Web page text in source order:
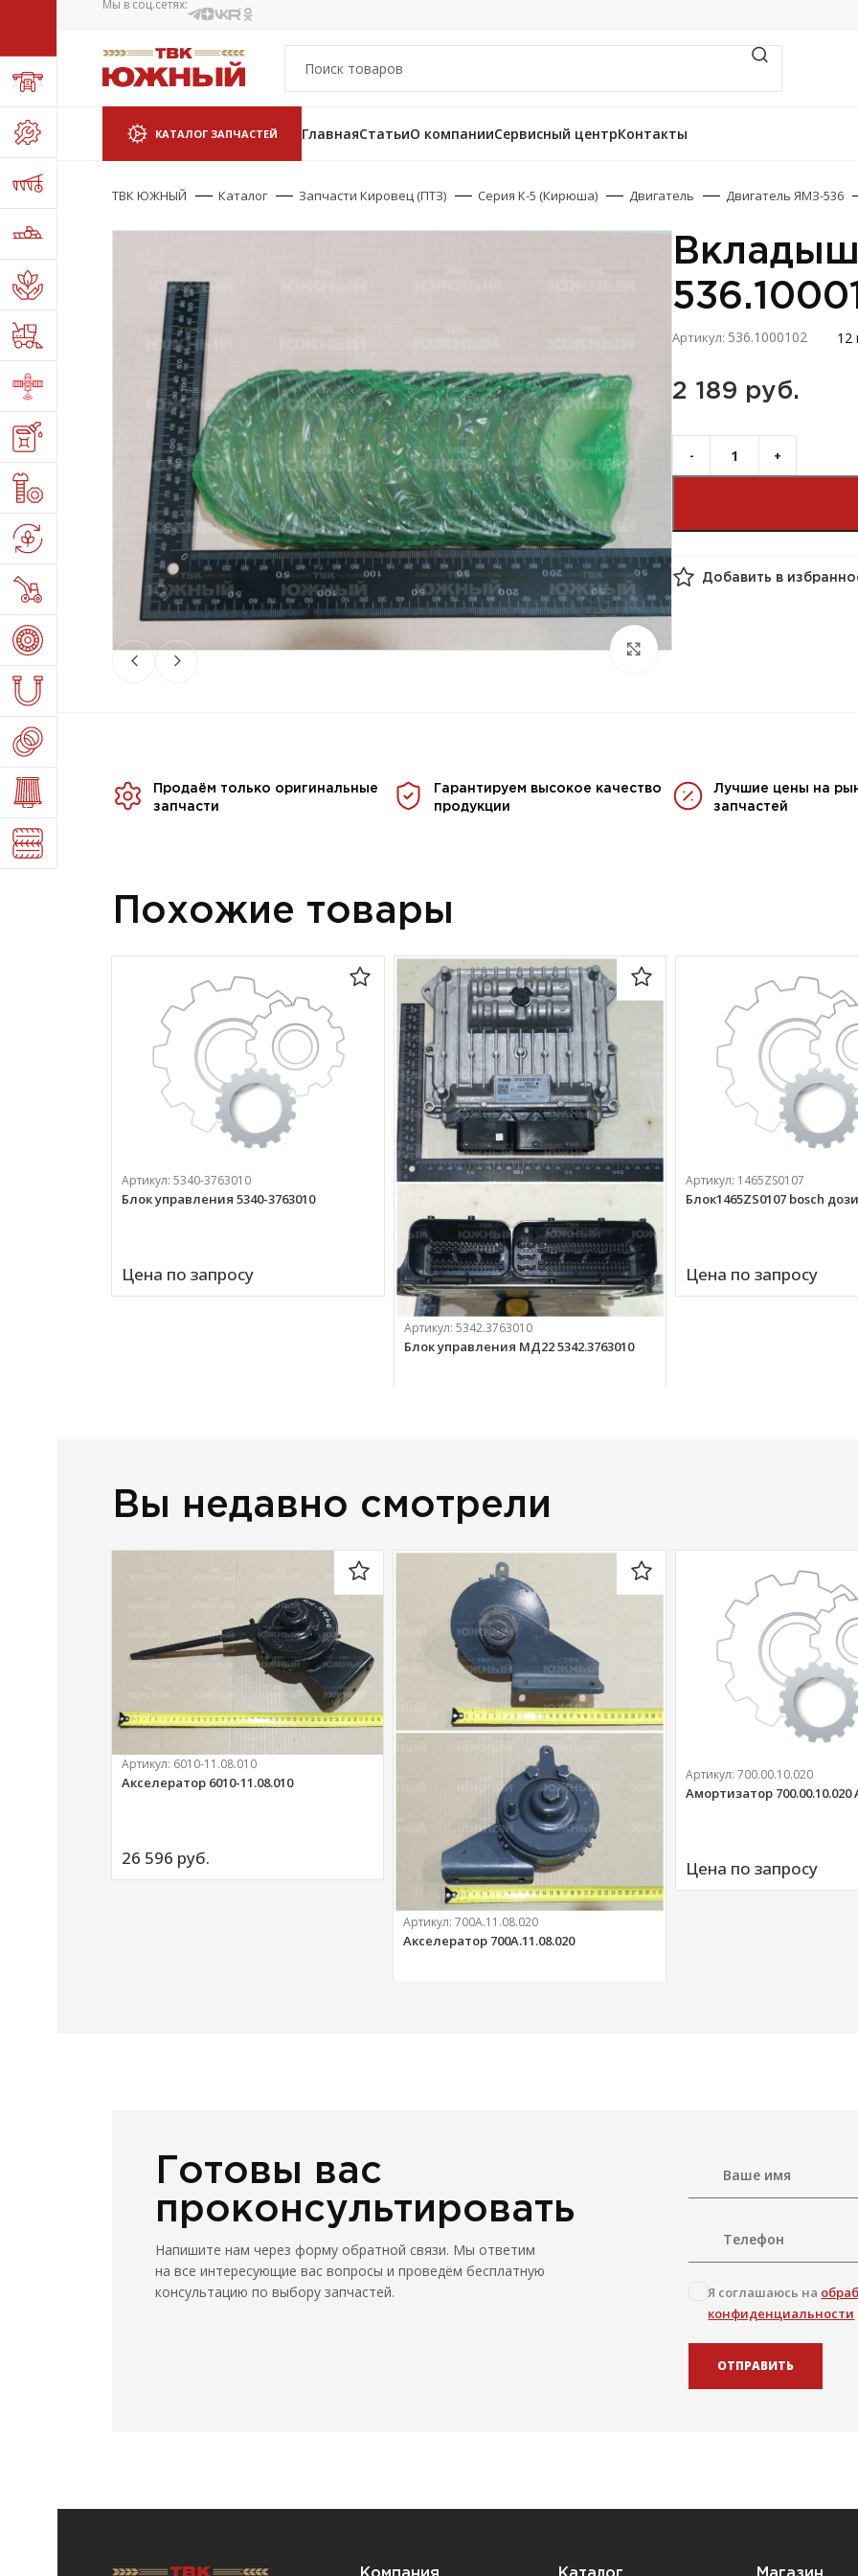
Мы в соц.сетях:
КАТАЛОГ ЗАПЧАСТЕЙ ГлавнаяСтатьиО компанииСервисный центрКонтакты
ТВК ЮЖНЫЙ Каталог Запчасти Кировец (ПТЗ) Серия К-5 (Кирюша) Двигатель Двигатель ЯМЗ-536
Артикул: 536.1000102 12
2 189 руб.
Добавить в
Продаём только оригинальные
запчасти
Гарантируем высокое качество
продукции
Лучшие цены на
запчастей
Похожие товары
Артикул: 5340-3763010
Блок управления 5340-3763010
Цена по запросу
Артикул: 5342.3763010
Блок управления МД22 5342.3763010
Артикул: 1465ZS0107
Блок1465ZS0107 bosch
Цена по запросу
Вы недавно смотрели
Артикул: 6010-11.08.010
Акселератор 6010-11.08.010
26 596 руб.
Артикул:700А.11.08.020
Акселератор 700А.11.08.020
Артикул:700.00.10.020
Амортизатор
Цена по запросу
Готовы вас
проконсультировать
Напишите нам через форму обратной связи. Мы ответим
на все интересующие вас вопросы и проведём бесплатную
консультацию по выбору запчастей.
Я соглашаюсь на
конфиденциальности
ОТПРАВИТЬ